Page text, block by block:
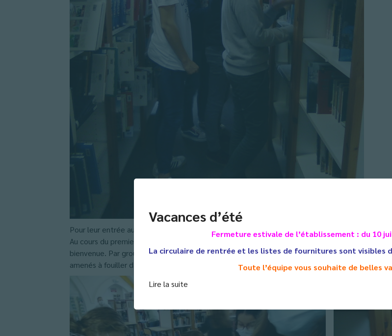
Vacances d’été
Fermeture estivale de l’établissement : du 10
La circulaire de rentrée et les listes de fournitures sont visibles
Toute l’équipe vous souhaite de belles
Lire la suite
Pour leur entrée au lycée, les élèves de toutes les classes de 2nde ont découvert leur CDI à
Au cours du premier trimestre 2020, les quatre classes de 2nde ont passé une heure chacune
bienvenue. Par groupe de cinq, les élèves ont dû faire appel à leur débrouillardise et à leur
amenés à fouiller dans tous les rayons du CDI pour en découvrir les nombreuses ressources.